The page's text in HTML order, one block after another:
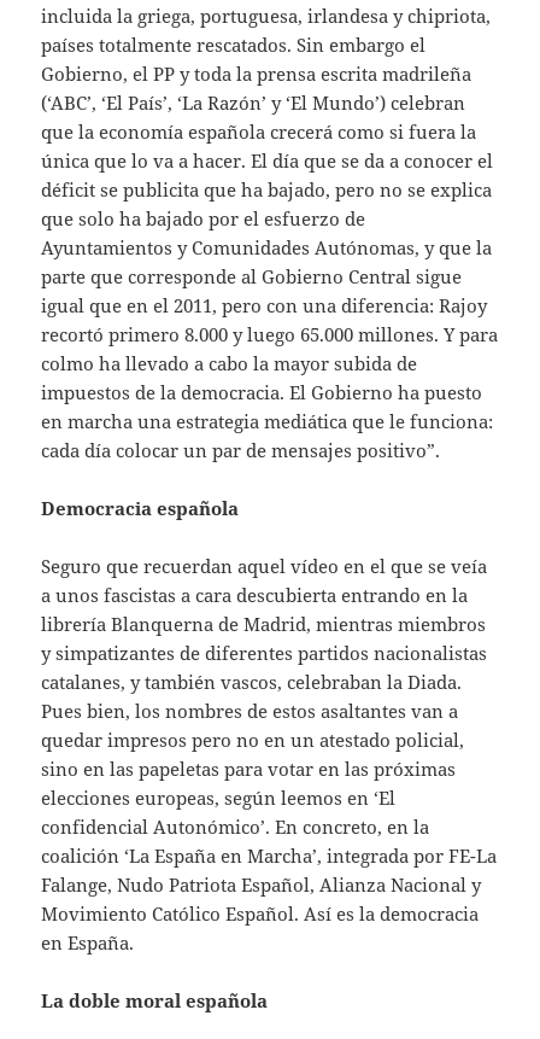
incluida la griega, portuguesa, irlandesa y chipriota,
países totalmente rescatados. Sin embargo el
Gobierno, el PP y toda la prensa escrita madrileña
(‘ABC’, ‘El País’, ‘La Razón’ y ‘El Mundo’) celebran
que la economía española crecerá como si fuera la
única que lo va a hacer. El día que se da a conocer el
déficit se publicita que ha bajado, pero no se explica
que solo ha bajado por el esfuerzo de
Ayuntamientos y Comunidades Autónomas, y que la
parte que corresponde al Gobierno Central sigue
igual que en el 2011, pero con una diferencia: Rajoy
recortó primero 8.000 y luego 65.000 millones. Y para
colmo ha llevado a cabo la mayor subida de
impuestos de la democracia. El Gobierno ha puesto
en marcha una estrategia mediática que le funciona:
cada día colocar un par de mensajes positivo”.
Democracia española
Seguro que recuerdan aquel vídeo en el que se veía
a unos fascistas a cara descubierta entrando en la
librería Blanquerna de Madrid, mientras miembros
y simpatizantes de diferentes partidos nacionalistas
catalanes, y también vascos, celebraban la Diada.
Pues bien, los nombres de estos asaltantes van a
quedar impresos pero no en un atestado policial,
sino en las papeletas para votar en las próximas
elecciones europeas, según leemos en ‘El
confidencial Autonómico’. En concreto, en la
coalición ‘La España en Marcha’, integrada por FE-La
Falange, Nudo Patriota Español, Alianza Nacional y
Movimiento Católico Español. Así es la democracia
en España.
La doble moral española